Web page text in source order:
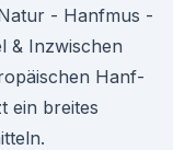
- Hanfmus -
& Inzwischen
Hanf-
ein breites